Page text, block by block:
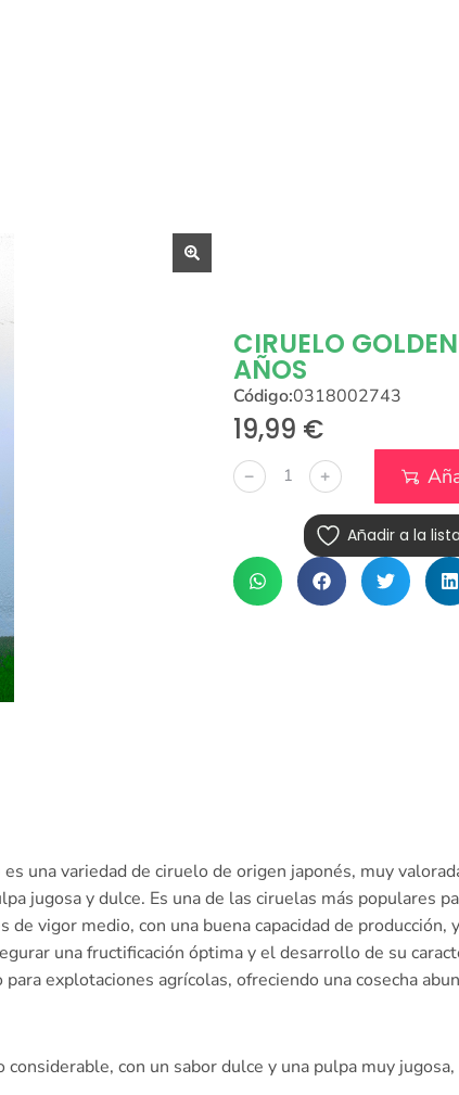
CIRUELO
AÑOS
Código:0318002743
19,99 €
﹣ ﹢
Añadir a la
es una variedad de ciruelo de origen japonés, muy
jugosa y dulce. Es una de las ciruelas más populares
vigor medio, con una buena capacidad de producción,
una fructificación óptima y el desarrollo de su
explotaciones agrícolas, ofreciendo una cosecha
considerable, con un sabor dulce y una pulpa muy